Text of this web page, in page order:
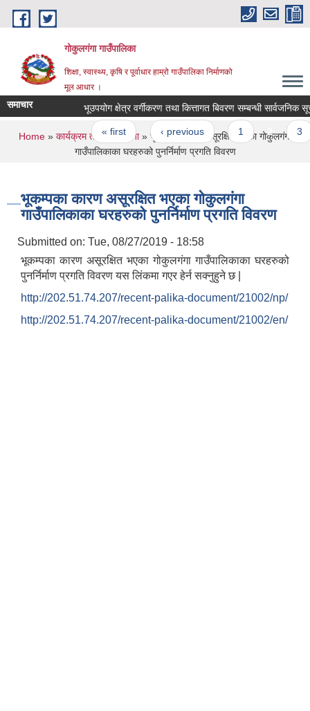
Skip to main content
गोकुलगंगा गाउँपालिका
शिक्षा, स्वास्थ्य, कृषि र पूर्वाधार हाम्रो गाउँपालिका निर्माणको
मूल आधार ।
समाचार भूउपयोग क्षेत्र वर्गीकरण तथा कित्तागत बिवरण सम्बन्धी सार्वजनिक
Pages
« first ‹ previous 2
You are here
Home » कार्यक्रम तथा परियोजना» भूकम्पका कारण असूरक्षित भएका गोकुलगंगा
गाउँपालिकाका घरहरुको पुनर्निर्माण प्रगति विवरण
भूकम्पका कारण असूरक्षित भएका गोकुलगंगा
गाउँपालिकाका घरहरुको पुनर्निर्माण प्रगति विवरण
Submitted on: Tue, 08/27/2019 - 18:58
भूकम्पका कारण असूरक्षित भएका गोकुलगंगा गाउँपालिकाका घरहरुको
पुनर्निर्माण प्रगति विवरण यस लिंकमा गएर हेर्न सक्नुहुने छ |
http://202.51.74.207/recent-palika-document/21002/np/
http://202.51.74.207/recent-palika-document/21002/en/